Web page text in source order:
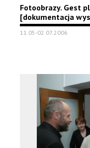
Fotoobrazy. Gest
[dokumentacja
11.05-02.07.2006